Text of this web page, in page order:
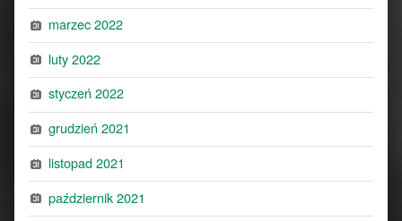
marzec 2022
luty 2022
styczeń 2022
grudzień 2021
listopad 2021
październik 2021